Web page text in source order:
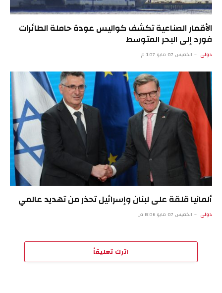
الأقمار الصناعية تكشف كواليس عودة حاملة الطائرات
فورد إلى البحر المتوسط
دولي الخميس 07 مايو 1:07 م
ألمانيا قلقة على لبنان وإسرائيل تحذر من تهديد عالمي
دولي الخميس 07 مايو 8:06 ص
اترك تعليقاً